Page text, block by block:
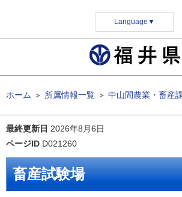
Language ▼
ホーム ＞ 所属情報一覧 ＞ 中山間農業・畜産
最終更新日 2026年8月6日
ページID D021260
畜産試験場